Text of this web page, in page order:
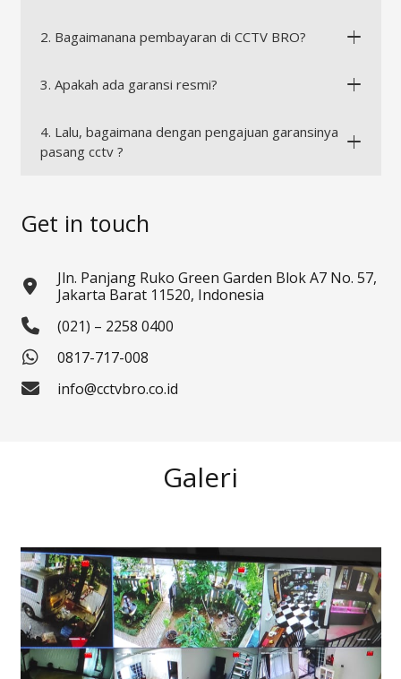
2. Bagaimanana pembayaran di CCTV BRO?
3. Apakah ada garansi resmi?
4. Lalu, bagaimana dengan pengajuan garansinya
pasang cctv ?
Get in touch
Jln. Panjang Ruko Green Garden Blok A7 No. 57,
Jakarta Barat 11520, Indonesia
(021) – 2258 0400
0817-717-008
info@cctvbro.co.id
Galeri